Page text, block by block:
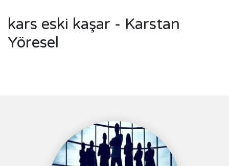
kars eski kaşar - Karstan
Yöresel